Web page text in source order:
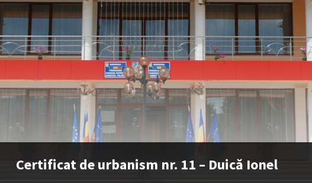
Certificat de urbanism nr. 11 – Duică Ionel